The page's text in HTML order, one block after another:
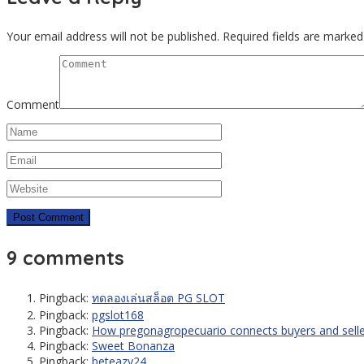
Your email address will not be published. Required fields are marked
Comment
9 comments
Pingback: ทดลองเล่นสล็อต PG SLOT
Pingback: pgslot168
Pingback: How pregonagropecuario connects buyers and
Pingback: Sweet Bonanza